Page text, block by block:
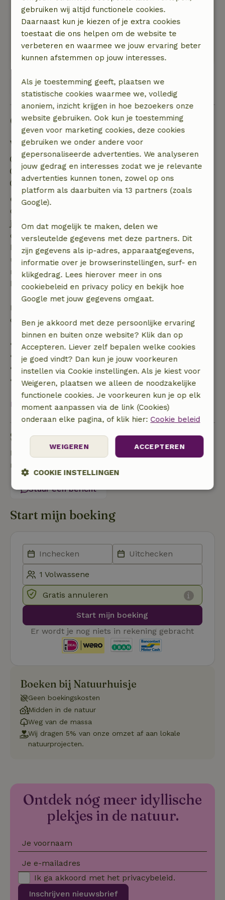
/10
Heel erg goed
Natuur, rust & ruimte: 5/5
Zowel met fiets als lopend kun je gelijk de
natuur in.
Bekijk alle 11 beoordelingen
Goed om te weten
Verblijfdetails
Inchecken: 14:00- 22:00
Uitchecken: 07:00- 11:00
Contactloos verblijf mogelijk
Gratis annuleren binnen 7 dagen
Gratis annuleren binnen 7 dagen na bevestiging van
je boeking, bij een boekingsaanvraag meer dan 28
dagen voor aanvang. Bij een boeking met aanvang
binnen 28 dagen geldt gratis annuleren binnen 24
uur. Bij annulering binnen gestelde periode heb je
recht op volledige terugbetaling van het
boekingsbedrag.
Daarna krijg je een deel van de reissom en 100% van
de borg terugbetaald:
• tot 42 dagen voor aankomst: 70% terugbetaald
• 42–28 dagen voor aankomst: 40% terugbetaald
• 28 dagen tot de aankomstdag: 10% terugbetaald
• op de aankomstdag of later: geen terugbetaling
Bekijk alles
Stel een vraag
Neem contact op met de verhuurder van het
natuurhuisje
Stuur een bericht
Start mijn boeking
Gratis annuleren
Start mijn boeking
Er wordt je nog niets in rekening gebracht
Boeken bij Natuurhuisje
Geen boekingskosten
Midden in de natuur
Weg van de massa
Wij dragen 5% van onze omzet af aan lokale
natuurprojecten.
Ontdek nóg meer idyllische
plekjes in de natuur.
Je voornaam
Je e-mailadres
Inschrijven nieuwsbrief
Ik ga akkoord met het privacybeleid.
gebruiken wij altijd functionele cookies.
Daarnaast kun je kiezen of je extra cookies
toestaat die ons helpen om de website te
verbeteren en waarmee we jouw ervaring beter
kunnen afstemmen op jouw interesses.
Als je toestemming geeft, plaatsen we
statistische cookies waarmee we, volledig
anoniem, inzicht krijgen in hoe bezoekers onze
website gebruiken. Ook kun je toestemming
geven voor marketing cookies, deze cookies
gebruiken we onder andere voor
gepersonaliseerde advertenties. We analyseren
jouw gedrag en interesses zodat we je relevante
advertenties kunnen tonen, zowel op ons
platform als daarbuiten via 13 partners (zoals
Google).
Om dat mogelijk te maken, delen we
versleutelde gegevens met deze partners. Dit
zijn gegevens als ip-adres, apparaatgegevens,
informatie over je browserinstellingen, surf- en
klikgedrag. Lees hierover meer in ons
cookiebeleid en privacy policy en bekijk hoe
Google met jouw gegevens omgaat.
Ben je akkoord met deze persoonlijke ervaring
binnen en buiten onze website? Klik dan op
Accepteren. Liever zelf bepalen welke cookies
je goed vindt? Dan kun je jouw voorkeuren
instellen via Cookie instellingen. Als je kiest voor
Weigeren, plaatsen we alleen de noodzakelijke
functionele cookies. Je voorkeuren kun je op elk
moment aanpassen via de link (Cookies)
onderaan elke pagina, of klik hier: Cookie beleid
ACCEPTEREN
WEIGEREN
COOKIE INSTELLINGEN
Strikt
Prestatie Targeting
Functioneel
Strikt noodzakelijke cookies maken de kernfunctionaliteiten
van de website mogelijk, zoals gebruikersaanmelding en
Naam
Aanbieder
Domein
_tt_enable_cookie
CookieScriptConsent